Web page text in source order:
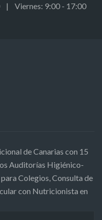
| Viernes: 9:00 - 17:00
de Canarias con 15
Auditorías Higiénico-
Colegios, Consulta de
con Nutricionista en